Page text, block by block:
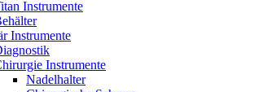
Instrumente
Instrumente
Instrumente
Nadelhalter